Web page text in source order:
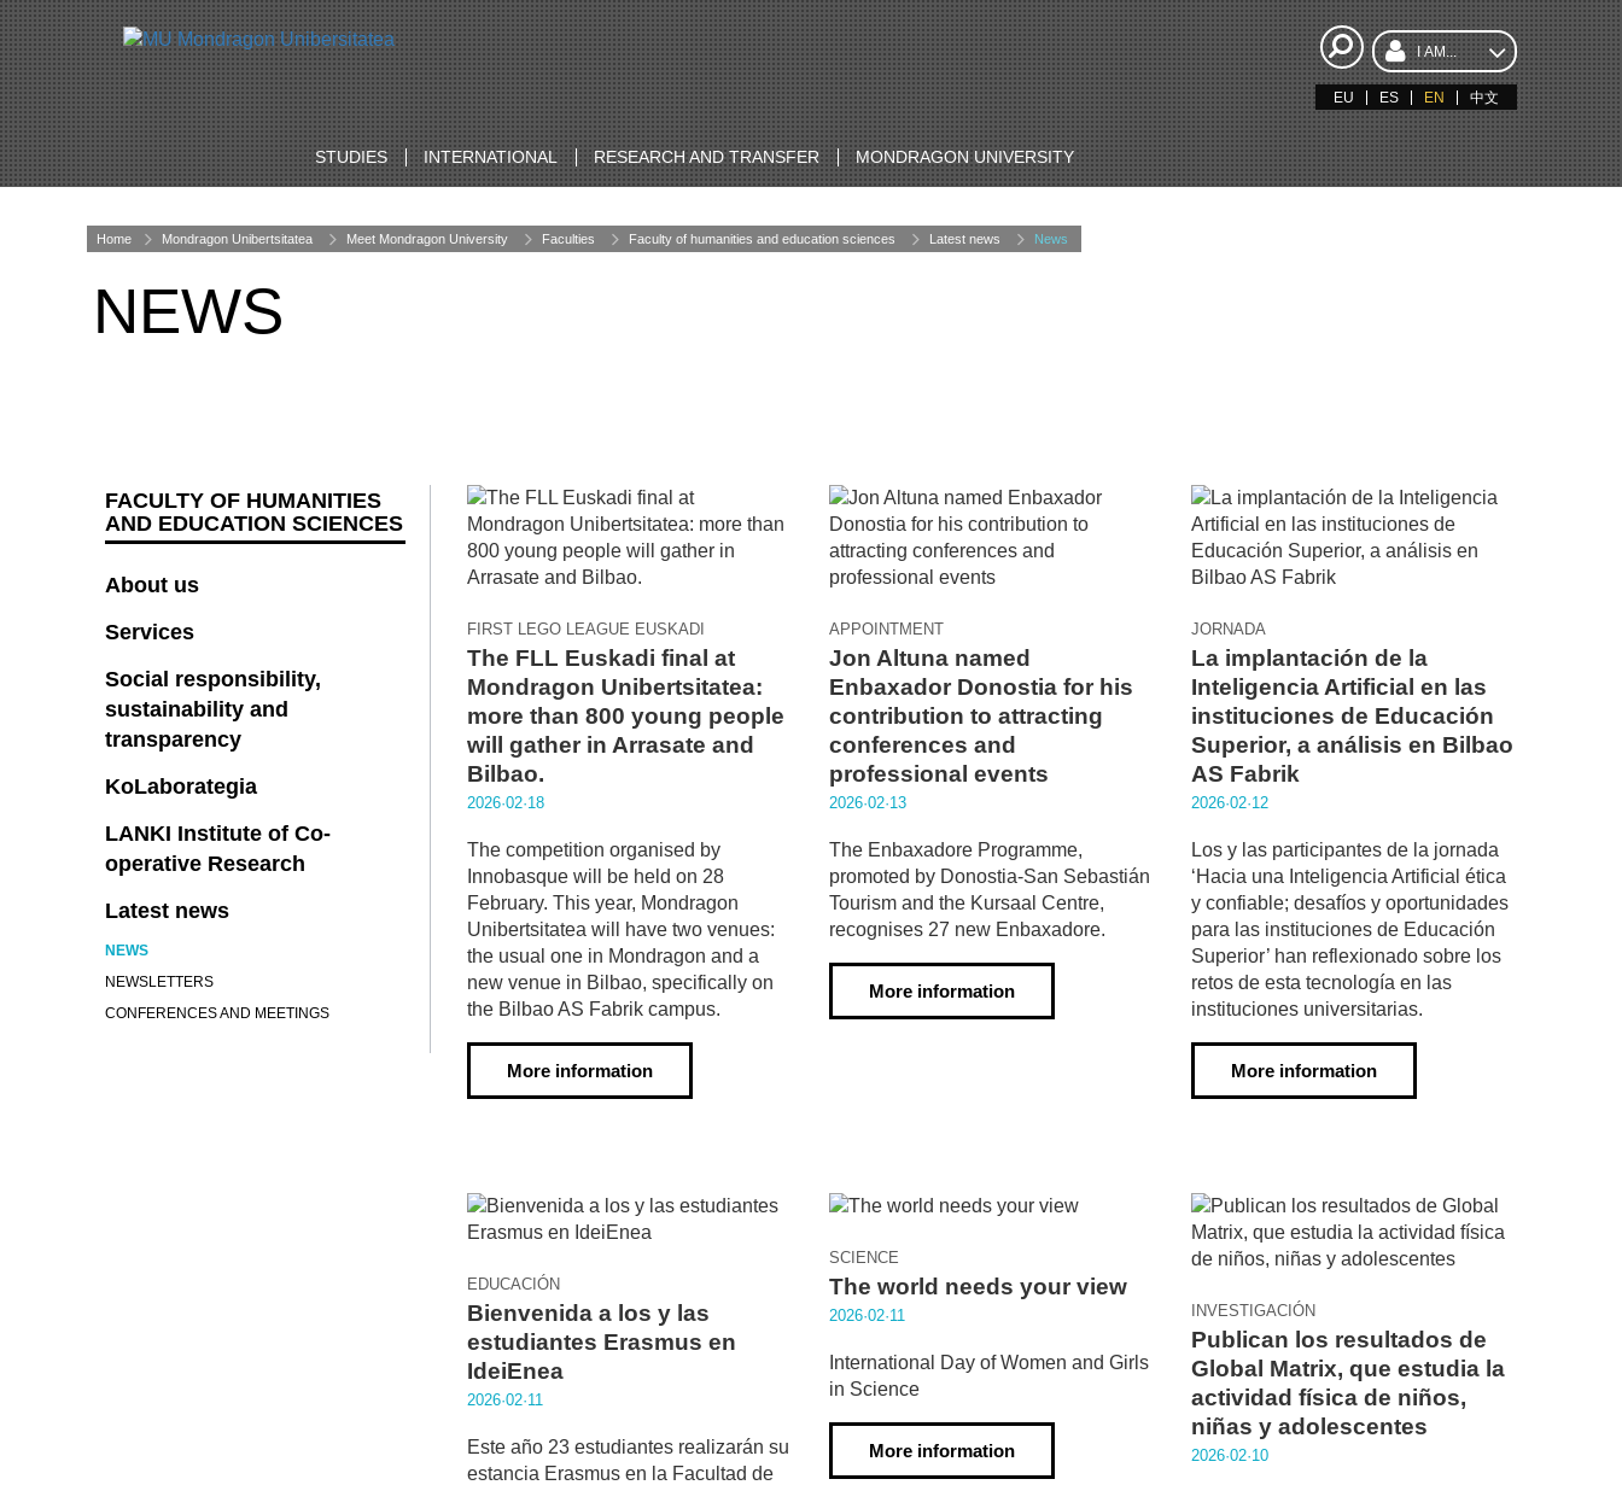
I AM...
EU ES EN 中文
STUDIES INTERNATIONAL RESEARCH AND TRANSFER MONDRAGON UNIVERSITY
Home Mondragon Unibertsitatea Meet Mondragon University Faculties Faculty of humanities and education sciences Latest news News
NEWS
FIRST LEGO LEAGUE EUSKADI
The FLL Euskadi final at
Mondragon Unibertsitatea:
more than 800 young people
will gather in Arrasate and
Bilbao.
2026·02·18
The competition organised by
Innobasque will be held on 28
February. This year, Mondragon
Unibertsitatea will have two venues:
the usual one in Mondragon and a
new venue in Bilbao, specifically on
the Bilbao AS Fabrik campus.
More information
APPOINTMENT
Jon Altuna named
Enbaxador Donostia for his
contribution to attracting
conferences and
professional events
2026·02·13
The Enbaxadore Programme,
promoted by Donostia-San Sebastián
Tourism and the Kursaal Centre,
recognises 27 new Enbaxadore.
More information
JORNADA
La implantación de la
Inteligencia Artificial en las
instituciones de Educación
Superior, a análisis en Bilbao
AS Fabrik
2026·02·12
Los y las participantes de la jornada
‘Hacia una Inteligencia Artificial ética
y confiable; desafíos y oportunidades
para las instituciones de Educación
Superior’ han reflexionado sobre los
retos de esta tecnología en las
instituciones universitarias.
More information
EDUCACIÓN
Bienvenida a los y las
estudiantes Erasmus en
IdeiEnea
2026·02·11
Este año 23 estudiantes realizarán su
estancia Erasmus en la Facultad de
SCIENCE
The world needs your view
2026·02·11
International Day of Women and Girls
in Science
More information
INVESTIGACIÓN
Publican los resultados de
Global Matrix, que estudia la
actividad física de niños,
niñas y adolescentes
2026·02·10
FACULTY OF HUMANITIES
AND EDUCATION SCIENCES
About us
Services
Social responsibility,
sustainability and
transparency
KoLaborategia
LANKI Institute of Co-
operative Research
Latest news
NEWS
NEWSLETTERS
CONFERENCES AND MEETINGS